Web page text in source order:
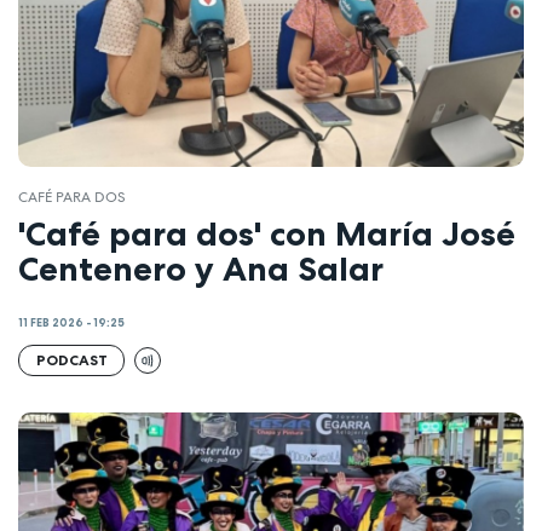
CAFÉ PARA DOS
'Café para dos' con María José
Centenero y Ana Salar
11 FEB 2026 - 19:25
PODCAST